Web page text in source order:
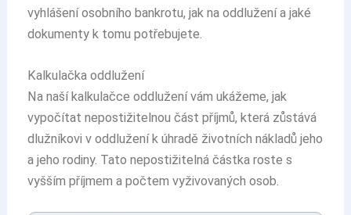
vyhlášení osobního bankrotu, jak na oddlužení a jaké
dokumenty k tomu potřebujete.
Kalkulačka oddlužení
Na naší kalkulačce oddlužení vám ukážeme, jak
vypočítat nepostižitelnou část příjmů, která zůstává
dlužníkovi v oddlužení k úhradě životních nákladů jeho
a jeho rodiny. Tato nepostižitelná částka roste s
vyšším příjmem a počtem vyživovaných osob.